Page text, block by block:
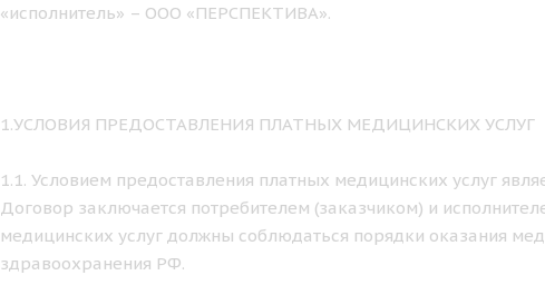
«исполнитель» – ООО «ПЕРСПЕКТИВА».
1.УСЛОВИЯ ПРЕДОСТАВЛЕНИЯ ПЛАТНЫХ МЕДИЦИНСКИХ УСЛУГ
1.1. Условием предоставления платных медицинских услуг
Договор заключается потребителем (заказчиком) и
медицинских услуг должны соблюдаться порядки оказания
здравоохранения РФ.